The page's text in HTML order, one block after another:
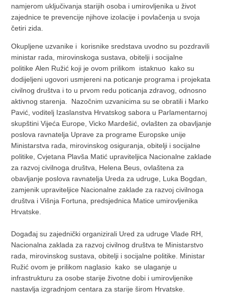
namjerom uključivanja starijih osoba i umirovljenika u život
zajednice te prevencije njihove izolacije i povlačenja u svoja
četiri zida.
Okupljene uzvanike i korisnike sredstava uvodno su pozdravili
ministar rada, mirovinskoga sustava, obitelji i socijalne
politike Alen Ružić koji je ovom prilikom
istaknuo kako su
dodijeljeni ugovori usmjereni na poticanje programa i projekata
civilnog društva i to u prvom redu poticanja zdravog, odnosno
aktivnog starenja. Nazočnim uzvanicima su se obratili i Marko
Pavić, voditelj Izaslanstva Hrvatskog sabora u Parlamentarnoj
skupštini Vijeća Europe, Vicko Mardešić, ovlašten za obavljanje
poslova ravnatelja Uprave za programe Europske unije
Ministarstva rada, mirovinskog osiguranja, obitelji i socijalne
politike, Cvjetana Plavša Matić upraviteljica Nacionalne zaklade
za razvoj civilnoga društva, Helena Beus, ovlaštena za
obavljanje poslova ravnatelja Ureda za udruge, Luka Bogdan,
zamjenik upraviteljice Nacionalne zaklade za razvoj civilnoga
društva i Višnja Fortuna, predsjednica Matice umirovljenika
Hrvatske.
Događaj su zajednički organizirali Ured za udruge Vlade RH,
Nacionalna zaklada za razvoj civilnog društva te Ministarstvo
rada, mirovinskog sustava, obitelji i socijalne politike. Ministar
Ružić ovom je prilikom naglasio kako se ulaganje u
infrastrukturu za osobe starije životne dobi i umirovljenike
nastavlja izgradnjom centara za starije širom Hrvatske.